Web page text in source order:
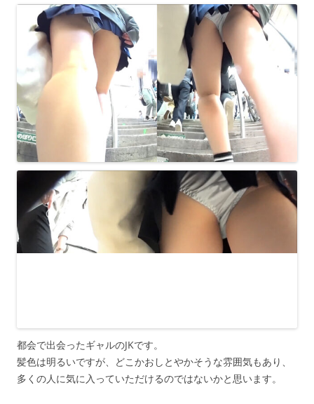
都会で出会ったギャルのJKです。
髪色は明るいですが、どこかおしとやかそうな雰囲気もあり、
多くの人に気に入っていただけるのではないかと思います。